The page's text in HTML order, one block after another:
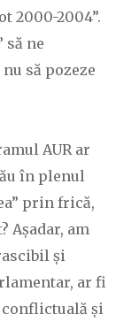
2000-2004”.
să ne
să pozeze
AUR ar
în plenul
prin frică,
Așadar, am
și
ar fi
și